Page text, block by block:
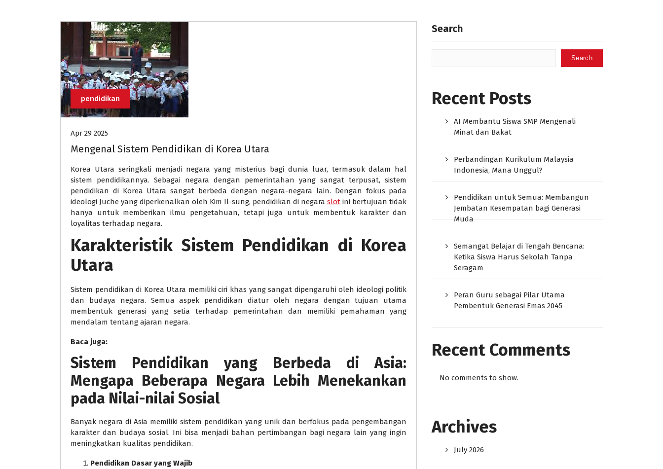
pendidikan
Apr 29 2025
Mengenal Sistem Pendidikan di Korea Utara
Korea Utara seringkali menjadi negara yang misterius bagi dunia luar, termasuk dalam hal
sistem pendidikannya. Sebagai negara dengan pemerintahan yang sangat terpusat, sistem
pendidikan di Korea Utara sangat berbeda dengan negara-negara lain. Dengan fokus pada
ideologi Juche yang diperkenalkan oleh Kim Il-sung, pendidikan di negaraslot ini bertujuan tidak
hanya untuk memberikan ilmu pengetahuan, tetapi juga untuk membentuk karakter dan
loyalitas terhadap negara.
Karakteristik Sistem Pendidikan di Korea
Utara
Sistem pendidikan di Korea Utara memiliki ciri khas yang sangat dipengaruhi oleh ideologi politik
dan budaya negara. Semua aspek pendidikan diatur oleh negara dengan tujuan utama
membentuk generasi yang setia terhadap pemerintahan dan memiliki pemahaman yang
mendalam tentang ajaran negara.
Baca juga:
Sistem Pendidikan yang Berbeda di Asia:
Mengapa Beberapa Negara Lebih Menekankan
pada Nilai-nilai Sosial
Banyak negara di Asia memiliki sistem pendidikan yang unik dan berfokus pada pengembangan
karakter dan budaya sosial. Ini bisa menjadi bahan pertimbangan bagi negara lain yang ingin
meningkatkan kualitas pendidikan.
Pendidikan Dasar yang Wajib
Search
Search
Recent Posts
AI Membantu Siswa SMP Mengenali
Minat dan Bakat
Perbandingan Kurikulum Malaysia
Indonesia, Mana Unggul?
Pendidikan untuk Semua: Membangun
Jembatan Kesempatan bagi Generasi
Muda
Semangat Belajar di Tengah Bencana:
Ketika Siswa Harus Sekolah Tanpa
Seragam
Peran Guru sebagai Pilar Utama
Pembentuk Generasi Emas 2045
Recent Comments
No comments to show.
Archives
July 2026